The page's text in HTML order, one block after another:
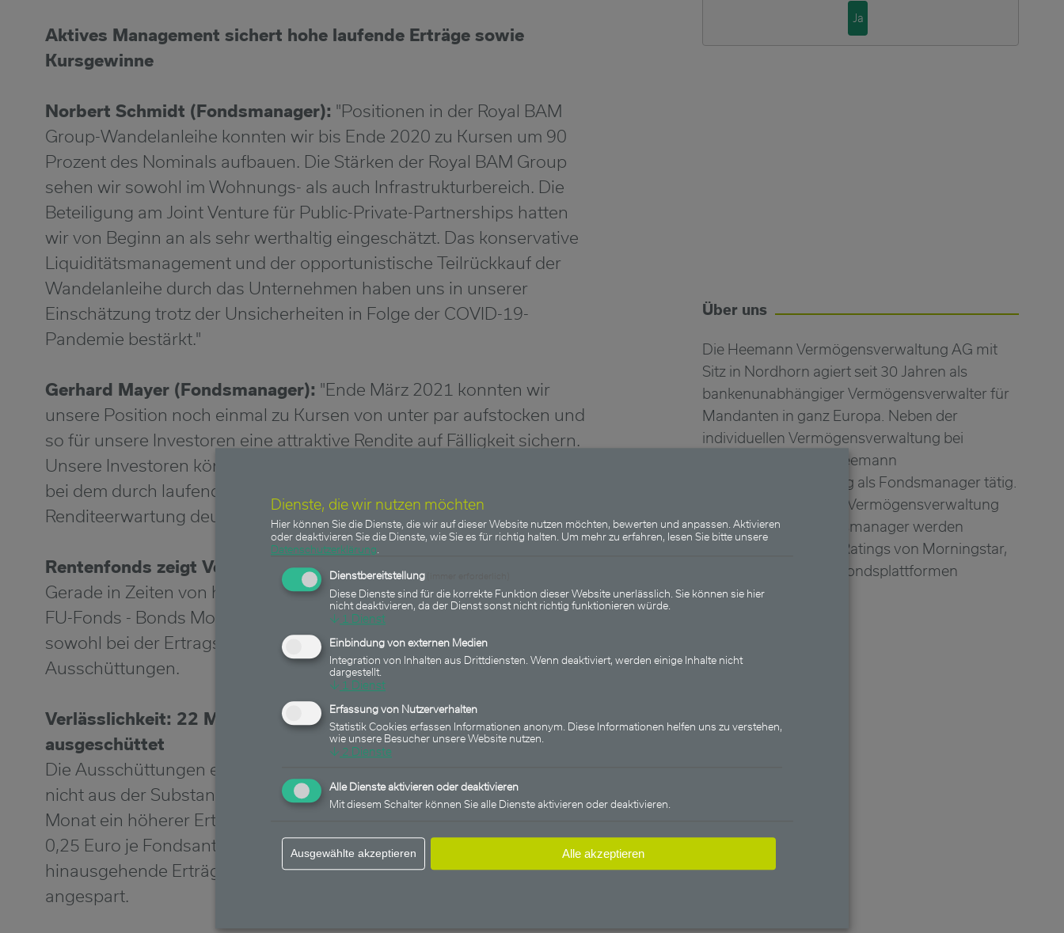
Aktives Management sichert hohe laufende Erträge sowie
Kursgewinne
Norbert Schmidt (Fondsmanager): "Positionen in der Royal BAM
Group-Wandelanleihe konnten wir bis Ende 2020 zu Kursen um 90
Prozent des Nominals aufbauen. Die Stärken der Royal BAM Group
sehen wir sowohl im Wohnungs- als auch Infrastrukturbereich. Die
Beteiligung am Joint Venture für Public-Private-Partnerships hatten
wir von Beginn an als sehr werthaltig eingeschätzt. Das konservative
Liquiditätsmanagement und der opportunistische Teilrückkauf der
Wandelanleihe durch das Unternehmen haben uns in unserer
Einschätzung trotz der Unsicherheiten in Folge der COVID-19-
Pandemie bestärkt."
Gerhard Mayer (Fondsmanager): "Ende März 2021 konnten wir
unsere Position noch einmal zu Kursen von unter par aufstocken und
so für unsere Investoren eine attraktive Rendite auf Fälligkeit sichern.
Unsere Investoren können sich über ein weiteres Investment freuen,
bei dem durch laufenden Zinsertrag plus Kursgewinn unsere
Renditeerwartung deutlich übertroffen wurde."
Rentenfonds zeigt Verlässlichkeit und Kontinuität
Gerade in Zeiten von hoher Volatilität und Unsicherheit bestätigt der
FU-Fonds - Bonds Monthly Income Verlässlichkeit und Kontinuität
sowohl bei der Ertragskraft als auch bei den monatlichen
Ausschüttungen.
Verlässlichkeit: 22 Mal in Folge 0,25 Euro pro Anteil und Monat
ausgeschüttet
Die Ausschüttungen erfolgen allein aus den laufenden Erträgen und
nicht aus der Substanz. Seit Fondsstart konnte ausnahmslos in jedem
Monat ein höherer Ertrag als die Basis-Ausschüttung von monatlich
0,25 Euro je Fondsanteil erwirtschaftet werden. Darüber
hinausgehende Erträge werden für die jährliche Sonderausschüttung
angespart.
Ja
Über uns
Die Heemann Vermögensverwaltung AG mit
Sitz in Nordhorn agiert seit 30 Jahren als
bankenunabhängiger Vermögensverwalter für
Mandanten in ganz Europa. Neben der
individuellen Vermögensverwaltung bei
Einzeldepots ist die Heemann
Vermögensverwaltung als Fondsmanager tätig.
Sowohl die Heemann Vermögensverwaltung
AG als auch die Fondsmanager werden
regelmäßig mit TOP-Ratings von Morningstar,
Lipper und weiteren Fondsplattformen
ausgezeichnet.
Dienste, die wir nutzen möchten
Hier können Sie die Dienste, die wir auf dieser Website nutzen möchten, bewerten und anpassen. Aktivieren
oder deaktivieren Sie die Dienste, wie Sie es für richtig halten. Um mehr zu erfahren, lesen Sie bitte unsere
Datenschutzerklärung.
Dienstbereitstellung
Diese Dienste sind für die korrekte Funktion dieser Website unerlässlich. Sie können sie hier
nicht deaktivieren, da der Dienst sonst nicht richtig funktionieren würde.
↓ 1 Dienst
Einbindung von externen Medien
Integration von Inhalten aus Drittdiensten. Wenn deaktiviert, werden einige Inhalte nicht
dargestellt.
↓ 1 Dienst
Erfassung von Nutzerverhalten
Statistik Cookies erfassen Informationen anonym. Diese Informationen helfen uns zu verstehen,
wie unsere Besucher unsere Website nutzen.
↓ 2 Dienste
Alle Dienste aktivieren oder deaktivieren
Mit diesem Schalter können Sie alle Dienste aktivieren oder deaktivieren.
Ausgewählte akzeptieren Alle akzeptieren